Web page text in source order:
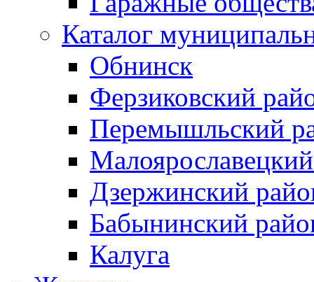
Каталог
Обнинск
Ферзиковский
Перемышльский
Дзержинский
Бабынинский
Калуга